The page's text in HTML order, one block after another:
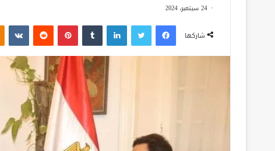
24 سبتمبر، 2024
شاركها
فيسبوك لينكدإن بينتيريست